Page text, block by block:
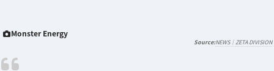
Monster Energy
NEWS｜ZETA DIVISION